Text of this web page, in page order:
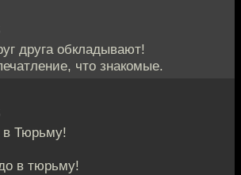
друга обкладывают!
что знакомые.
в Тюрьму!
в тюрьму!